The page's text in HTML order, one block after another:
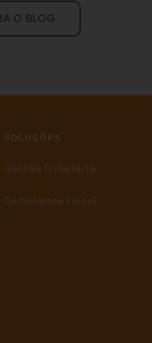
O BLOG
SOLUÇÕES
Gestão Tributária
Compliance Fiscal